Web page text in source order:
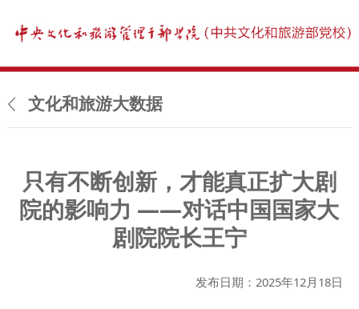
文化和旅游大数据
只有不断创新，才能真正扩大剧
院的影响力 ——对话中国国家大
剧院院长王宁
发布日期：2025年12月18日